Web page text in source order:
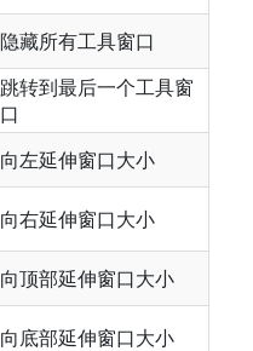
隐藏所有工具窗口
跳转到最后一个工具窗
口
向左延伸窗口大小
向右延伸窗口大小
向顶部延伸窗口大小
向底部延伸窗口大小